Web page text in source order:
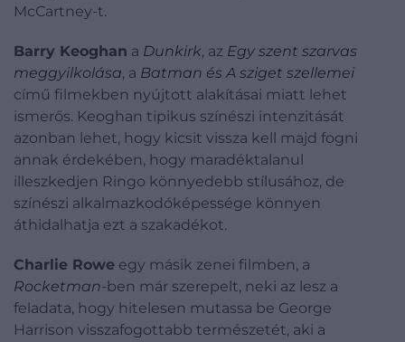
McCartney-t.
Barry Keoghan a Dunkirk, az Egy szent szarvas
meggyilkolása, a Batman és A sziget szellemei
című filmekben nyújtott alakításai miatt lehet
ismerős. Keoghan tipikus színészi intenzitását
azonban lehet, hogy kicsit vissza kell majd fogni
annak érdekében, hogy maradéktalanul
illeszkedjen Ringo könnyedebb stílusához, de
színészi alkalmazkodóképessége könnyen
áthidalhatja ezt a szakadékot.
Charlie Rowe egy másik zenei filmben, a
Rocketman-ben már szerepelt, neki az lesz a
feladata, hogy hitelesen mutassa be George
Harrison visszafogottabb természetét, aki a